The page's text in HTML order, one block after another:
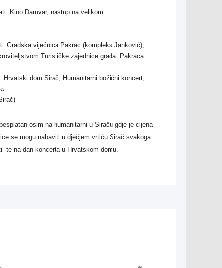
Kino Daruvar, nastup na velikom
Gradska vijećnica Pakrac (kompleks Janković),
Turističke zajednice grada Pakraca
dom Sirač, Humanitarni božićni koncert,
osim na humanitarni u Siraču gdje je cijena
se mogu nabaviti u dječjem vrtiću Sirač svakoga
te na dan koncerta u Hrvatskom domu.